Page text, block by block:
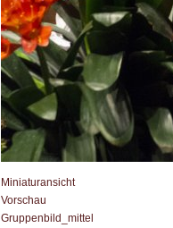
Miniaturansicht
Vorschau
Gruppenbild_mittel